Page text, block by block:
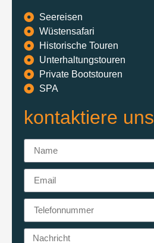
Seereisen
Wüstensafari
Historische Touren
Unterhaltungstouren
Private Bootstouren
SPA
kontaktiere uns